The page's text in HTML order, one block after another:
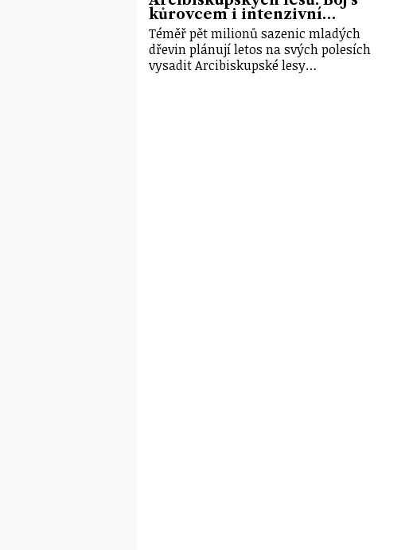
kůrovcem i intenzivní…
Téměř pět milionů sazenic mladých
dřevin plánují letos na svých polesích
vysadit Arcibiskupské lesy…